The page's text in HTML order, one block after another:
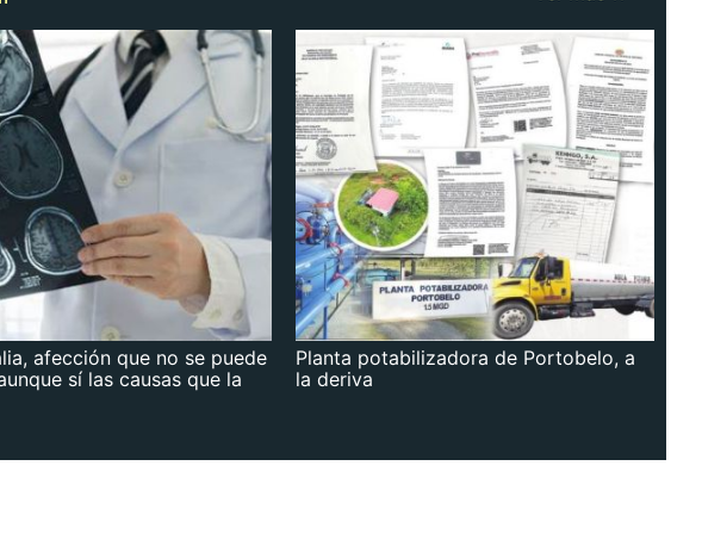
afección que no se puede
sí las causas que la
Planta potabilizadora de Portobelo, a
la deriva